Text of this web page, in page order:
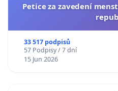
Petice za zavedení
33 517 podpisů
57 Podpisy / 7 dní
15 Jun 2026